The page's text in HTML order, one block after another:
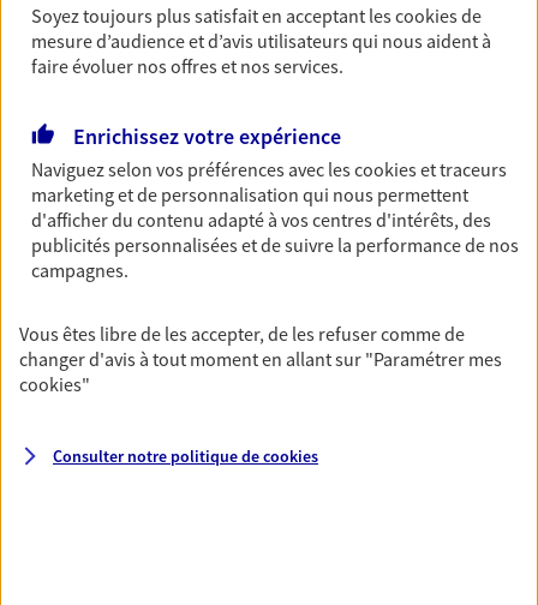
Conseiller AXA Epargne et Protection
43140 Saint Didier En Velay
06 64 38 26 67
NOUS CONTACTER
VOIR NOTRE SITE WEB
France
Soyez toujours plus satisfait en acceptant lescookiesde
mesure d’audience et d’avis utilisateurs qui nous aident à
faire évoluer nos offres et nos services.
Enrichissez votre expérience
Naviguez selon vos préférences avec lescookies et traceurs
marketing et de personnalisation qui nous permettent
d'afficher du contenu adapté à vos centres d'intérêts, des
publicités personnalisées et de suivre la performance de nos
campagnes.
Vous êtes libre de les accepter, de les refuser comme de
changer d'avis à tout moment en allant sur "Paramétrer mes
cookies"
Consulter notre politique decookies